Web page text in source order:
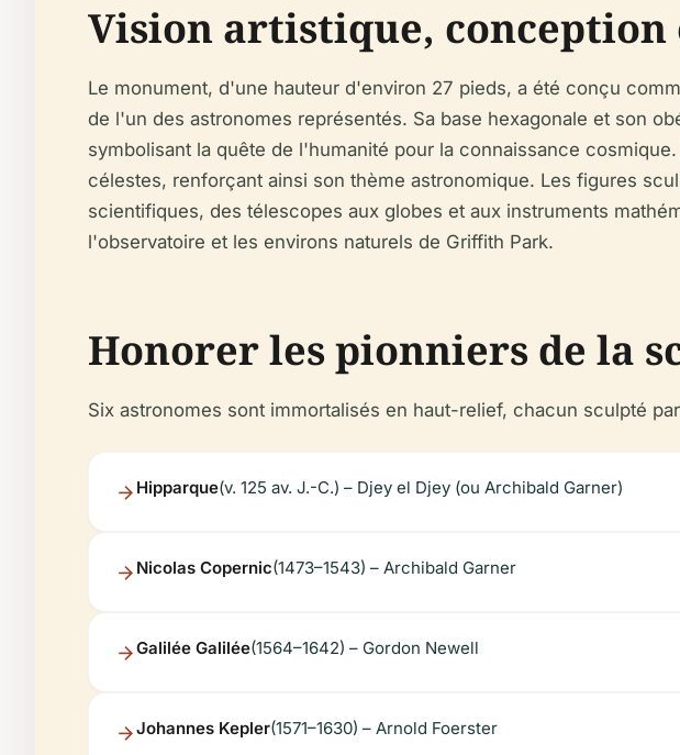
Vision artistique, conception
Le monument, d'une hauteur d'environ 27 pieds, a été conçu
de l'un des astronomes représentés. Sa base hexagonale et son
symbolisant la quête de l'humanité pour la connaissance
célestes, renforçant ainsi son thème astronomique. Les figures
scientifiques, des télescopes aux globes et aux instruments
l'observatoire et les environs naturels de Griffith Park.
Honorer les pionniers de la
Six astronomes sont immortalisés en haut-relief, chacun sculpté
Hipparque(v. 125 av. J.-C.) – Djey el Djey (ou Archibald Garner)
Nicolas Copernic(1473–1543) – Archibald Garner
Galilée Galilée(1564–1642) – Gordon Newell
Johannes Kepler(1571–1630) – Arnold Foerster